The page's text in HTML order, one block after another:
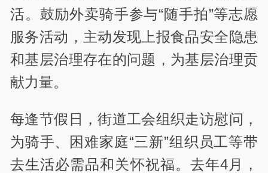
活。鼓励外卖骑手参与“随手拍”等志愿
服务活动，主动发现上报食品安全隐患
和基层治理存在的问题，为基层治理贡
献力量。
每逢节假日，街道工会组织走访慰问，
为骑手、困难家庭“三新”组织员工等带
去生活必需品和关怀祝福。去年4月，